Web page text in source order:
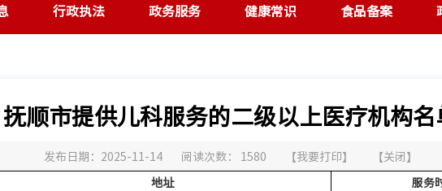
行政执法 政务服务 健康常识 食品备案
抚顺市提供儿科服务的二级以上医疗机构名
发布日期：2025-11-14 阅读次数： 1580 【我要打印】 【关闭】
地址 服务